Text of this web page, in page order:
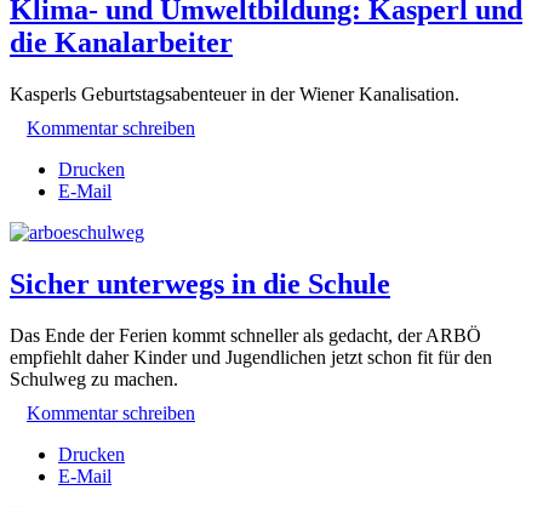
Klima- und Umweltbildung: Kasperl und
die Kanalarbeiter
Kasperls Geburtstagsabenteuer in der Wiener Kanalisation.
Kommentar schreiben
Drucken
E-Mail
Sicher unterwegs in die Schule
Das Ende der Ferien kommt schneller als gedacht, der ARBÖ
empfiehlt daher Kinder und Jugendlichen jetzt schon fit für den
Schulweg zu machen.
Kommentar schreiben
Drucken
E-Mail